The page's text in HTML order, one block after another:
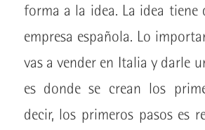
forma a la idea. La idea tiene
empresa española. Lo
vas a vender en Italia y darle
es donde se crean los
decir, los primeros pasos es